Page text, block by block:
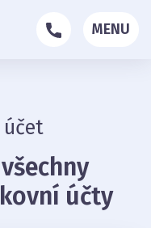
MENU
účty